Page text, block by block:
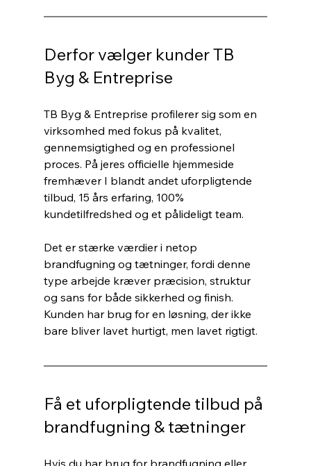
Derfor vælger kunder TB
Byg & Entreprise
TB Byg & Entreprise profilerer sig som en
virksomhed med fokus på kvalitet,
gennemsigtighed og en professionel
proces. På jeres officielle hjemmeside
fremhæver I blandt andet uforpligtende
tilbud, 15 års erfaring, 100%
kundetilfredshed og et pålideligt team.
Det er stærke værdier i netop
brandfugning og tætninger, fordi denne
type arbejde kræver præcision, struktur
og sans for både sikkerhed og finish.
Kunden har brug for en løsning, der ikke
bare bliver lavet hurtigt, men lavet rigtigt.
Få et uforpligtende tilbud på
brandfugning & tætninger
Hvis du har brug for brandfugning eller